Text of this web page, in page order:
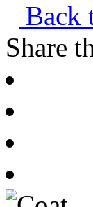
Back
Share